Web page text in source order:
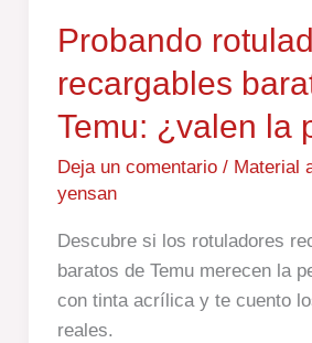
Probando
recargables
Temu: ¿valen la
Deja un comentario / Material
yensan
Descubre si los rotuladores
baratos de Temu merecen la
con tinta acrílica y te cuento
reales.